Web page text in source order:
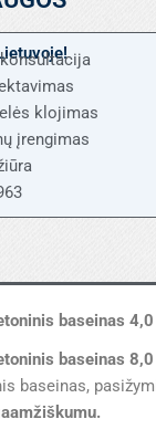
klojimas
įrengimas
baseinas
baseinas
baseinas,